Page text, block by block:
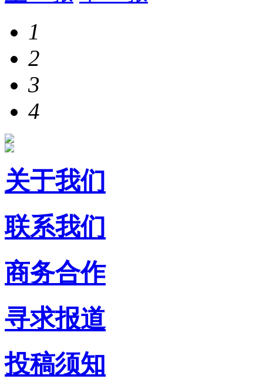
1
2
3
4
关于我们
联系我们
商务合作
寻求报道
投稿须知